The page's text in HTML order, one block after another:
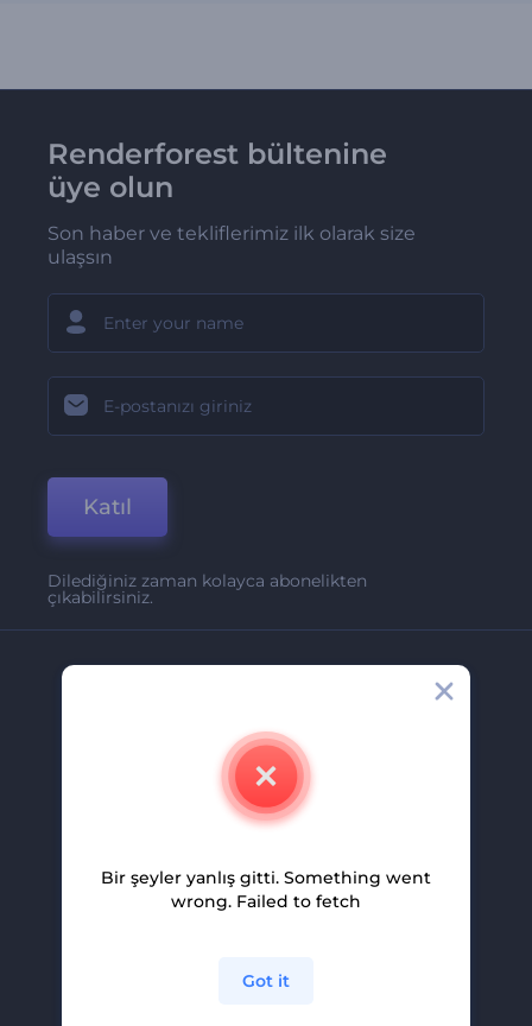
Renderforest bültenine
üye olun
Son haber ve tekliflerimiz ilk olarak size
ulaşsın
Katıl
Dilediğiniz zaman kolayca abonelikten
çıkabilirsiniz.
İletişim
Kariyer
Ortaklık Programı
Bir şeyler yanlış gitti. Something went
wrong. Failed to fetch
Got it